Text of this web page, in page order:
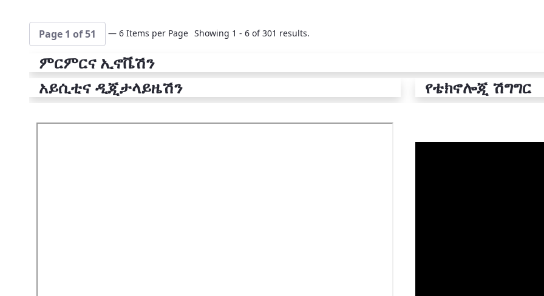
Page 1 of 51 — 6 Items per Page Showing 1 - 6 of 301 results.
ምርምርና ኢኖቬሽን
አይሲቲና ዲጂታላይዜሽን
የቴክኖሎጂ ሽግግር